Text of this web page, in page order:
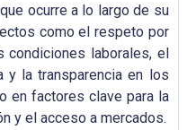
ocurre a lo largo de su
como el respeto por
condiciones laborales, el
y la transparencia en los
en factores clave para la
y el acceso a mercados.